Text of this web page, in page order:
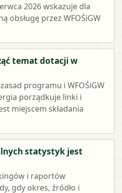
2026 wskazuje dla
obsługę przez WFOŚiGW
temat dotacji w
programu i WFOŚiGW
porządkuje linki i
miejscem składania
statystyk jest
i raportów
gdy okres, źródło i